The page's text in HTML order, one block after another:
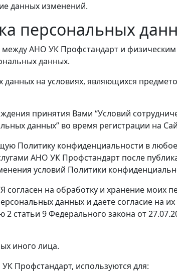
данных изменений.
персональных
АНО УК Профстандарт и
данных.
на условиях, являющихся
принятия Вами “Условий
данных” во время регистрации на
Политику конфиденциальности в
АНО УК Профстандарт после
условий Политики
на обработку и хранение моих
данных и даете согласие на
статьи 9 Федерального закона от
иного лица.
Профстандарт, используются для: